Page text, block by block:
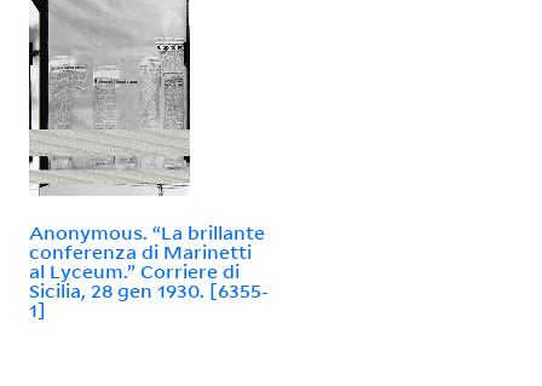
Anonymous. “La brillante
conferenza di Marinetti
al Lyceum.” Corriere di
Sicilia, 28 gen 1930. [6355-
1]